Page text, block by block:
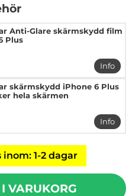
Anti-Glare skärmskydd film
Plus
Info
mer
skärmskydd iPhone 6 Plus
hela skärmen
Info
mer
inom: 1-2 dagar
VARUKORG